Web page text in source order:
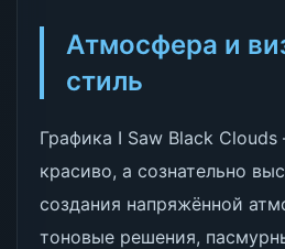
Атмосфера и
стиль
Графика I Saw Black
красиво, а сознательно
создания напряжённой
тоновые решения,